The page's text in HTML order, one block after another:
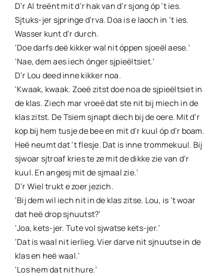
D’r Al treënt mit d’r hak van d’r sjong óp ’t ies.
Sjtuks-jer sjpringe d’rva. Doa is e laoch in ’t ies.
Wasser kunt d’r durch.
‘Doe darfs deë kikker wal nit óppen sjoeël aese.’
‘Nae, dem aes iech ónger sjpieëltsiet.’
D’r Lou deed inne kikker noa.
‘Kwaak, kwaak. Zoeë zitst doe noa de sjpieëltsiet in
de klas. Ziech mar vroeë dat ste nit bij miech in de
klas zitst. De Tsiem sjnapt diech bij de oere. Mit d’r
kop bij hem tusje de bee en mit d’r kuul óp d’r boam.
Heë neumt dat ’t flesje. Dat is inne trommekuul. Bij
sjwoar sjtroaf kries te ze mit de dikke zie van d’r
kuul. En angesj mit de sjmaal zie.’
D’r Wiel trukt e zoer jezich.
‘Bij dem wil iech nit in de klas zitse. Lou, is ’t woar
dat heë drop sjnuutst?’
‘Joa, kets-jer. Tute vol sjwatse kets-jer.’
‘Dat is waal nit ierlieg. Vier darve nit sjnuutse in de
klas en heë waal.’
‘Los hem dat nit hure.’